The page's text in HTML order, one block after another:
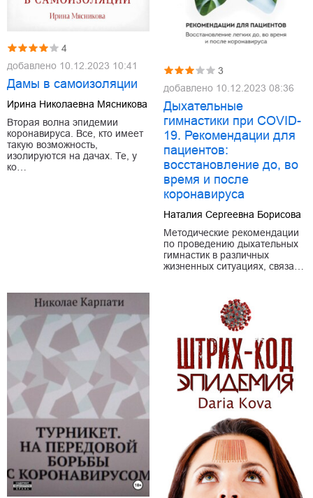
4
добавлено 10.12.2023 10:41
Дамы в самоизоляции
Ирина Николаевна Мясникова
Вторая волна эпидемии
коронавируса. Все, кто имеет
такую возможность,
изолируются на дачах. Те, у
ко…
3
добавлено 10.12.2023 08:36
Дыхательные
гимнастики при COVID-
19. Рекомендации для
пациентов:
восстановление до, во
время и после
коронавируса
Наталия Сергеевна Борисова
Методические рекомендации
по проведению дыхательных
гимнастик в различных
жизненных ситуациях, связа…